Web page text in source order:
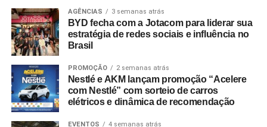
AGÊNCIAS 3 semanas atrás
BYD fecha com a Jotacom para liderar sua
estratégia de redes sociais e influência no
Brasil
PROMOÇÃO 2 semanas atrás
Nestlé e AKM lançam promoção “Acelere
com Nestlé” com sorteio de carros
elétricos e dinâmica de recomendação
EVENTOS 4 semanas atrás